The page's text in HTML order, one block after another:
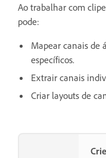
Ao trabalhar com
pode:
Mapear canais de
específicos.
Extrair canais
Criar layouts de